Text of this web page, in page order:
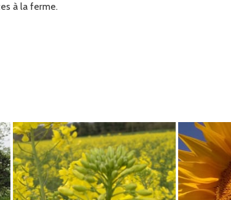
à la ferme.